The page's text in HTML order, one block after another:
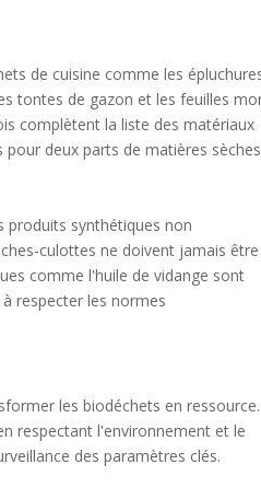
de cuisine comme les
tontes de gazon et les feuilles
complètent la liste des matériaux
deux parts de matières
produits synthétiques non
culottes ne doivent jamais être
comme l'huile de vidange sont
respecter les normes
les biodéchets en
respectant l'environnement et le
des paramètres clés.